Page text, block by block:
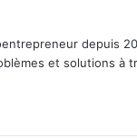
depuis
et solutions à